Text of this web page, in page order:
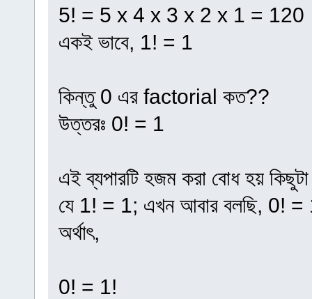
5! = 5 x 4 x 3 x 2 x 1 = 120
একই ভাবে, 1! = 1
কিন্তু 0 এর factorial কত??
উত্তরঃ 0! = 1
এই ব্যপারটি হজম করা বোধ হয়
যে 1! = 1; এখন আবার বলছি, 0! =
অর্থাৎ,
0! = 1!